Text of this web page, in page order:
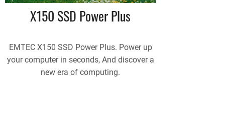
X150 SSD Power Plus
EMTEC X150 SSD Power Plus. Power up
your computer in seconds, And discover a
new era of computing.